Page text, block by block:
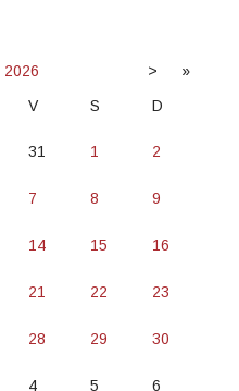
2026 >
»
V S D
31 1 2
7 8 9
14 15 16
21 22 23
28 29 30
4 5 6